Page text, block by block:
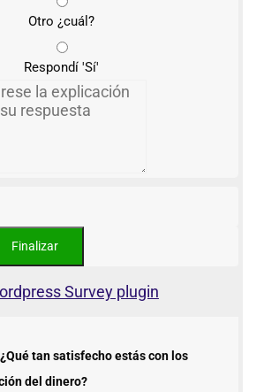
Otro ¿cuál?
Respondí 'Sí'
Survey plugin
tan satisfecho estás con los
del dinero?